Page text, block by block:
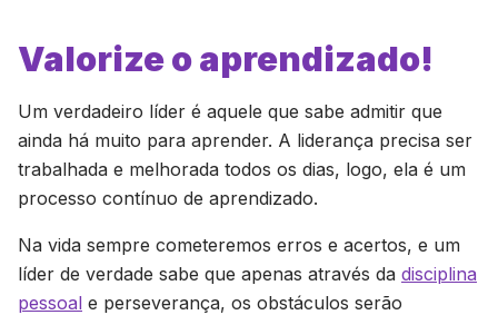
Valorize o aprendizado!
Um verdadeiro líder é aquele que sabe admitir que
ainda há muito para aprender. A liderança precisa ser
trabalhada e melhorada todos os dias, logo, ela é um
processo contínuo de aprendizado.
Na vida sempre cometeremos erros e acertos, e um
líder de verdade sabe que apenas através da disciplina
pessoal e perseverança, os obstáculos serão